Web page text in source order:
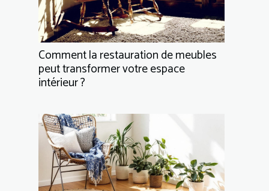
Comment la restauration de meubles
peut transformer votre espace
intérieur ?